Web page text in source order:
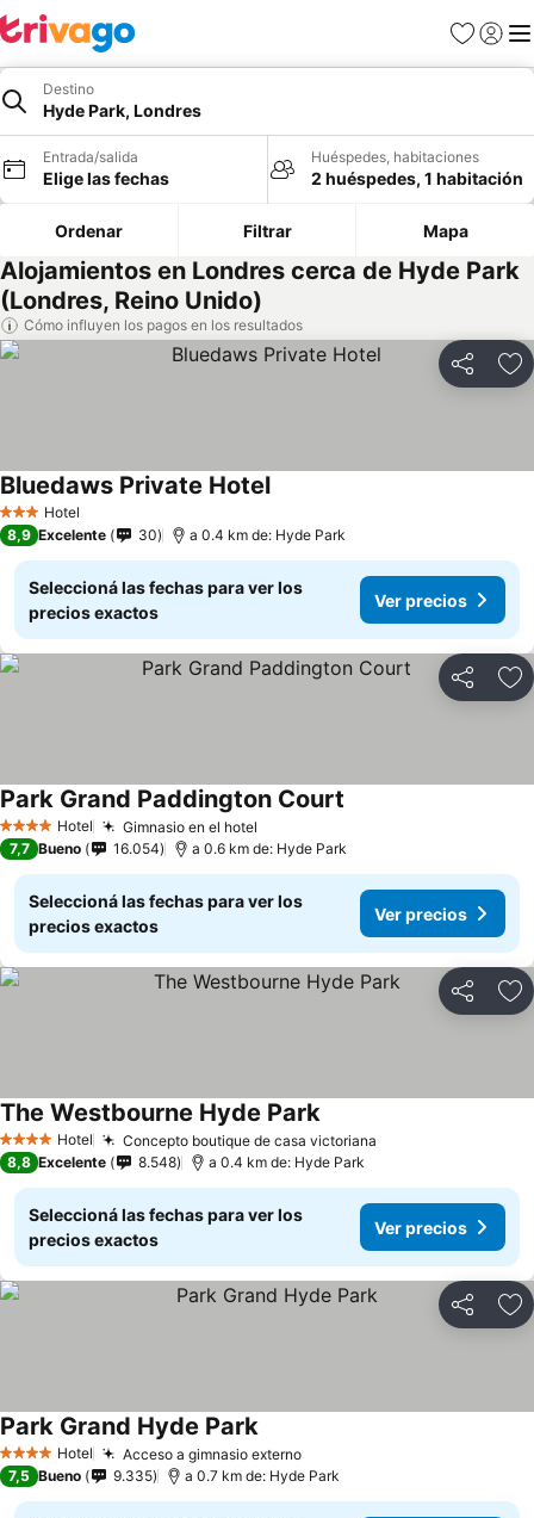
Favoritos
Iniciar
Destino
Hyde Park, Londres
Entrada/salida
Elige las fechas
Huéspedes, habitaciones
2 huéspedes, 1 habitación
Ordenar Filtrar Mapa
Alojamientos en Londres cerca de Hyde Park
(Londres, Reino Unido)
Cómo influyen los pagos en los resultados
Compartir
3 Estrellas
Hotel
Bluedaws Private HotelVer precios
8,9 Excelente 30 a 0.4 km de: Hyde Park
Seleccioná las fechas para ver los
precios exactos
Ver precios
Compartir
4 EstrellasHotel Gimnasio en el hotel
Park Grand Paddington Court
7,7 Bueno 16.054 a 0.6 km de: Hyde Park
Seleccioná las fechas para ver los
precios exactos
Ver precios
Compartir
4 EstrellasHotel Concepto boutique de casa victoriana
The Westbourne Hyde ParkVer precios
8,8 Excelente 8.548 a 0.4 km de: Hyde Park
Seleccioná las fechas para ver los
precios exactos
Ver precios
Compartir
4 EstrellasHotel Acceso a gimnasio externoVer precios
Park Grand Hyde ParkVer precios
7,5 Bueno 9.335 a 0.7 km de: Hyde Park